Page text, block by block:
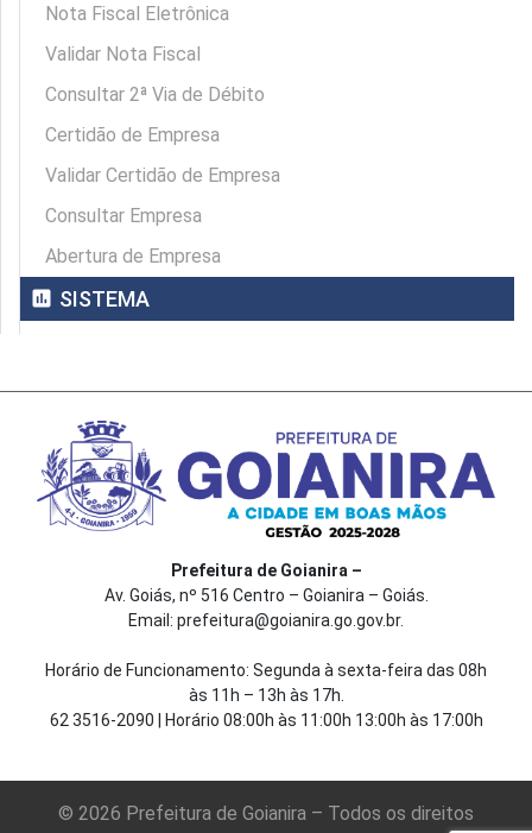
Nota Fiscal Eletrônica
Validar Nota Fiscal
Consultar 2ª Via de Débito
Certidão de Empresa
Validar Certidão de Empresa
Consultar Empresa
Abertura de Empresa
assessment SISTEMA
Prefeitura de Goianira –
Av. Goiás, nº 516 Centro – Goianira – Goiás.
Email: prefeitura@goianira.go.gov.br.
Horário de Funcionamento: Segunda à sexta-feira das 08h
às 11h – 13h às 17h.
62 3516-2090 | Horário 08:00h às 11:00h 13:00h às 17:00h
© 2026 Prefeitura de Goianira – Todos os direitos